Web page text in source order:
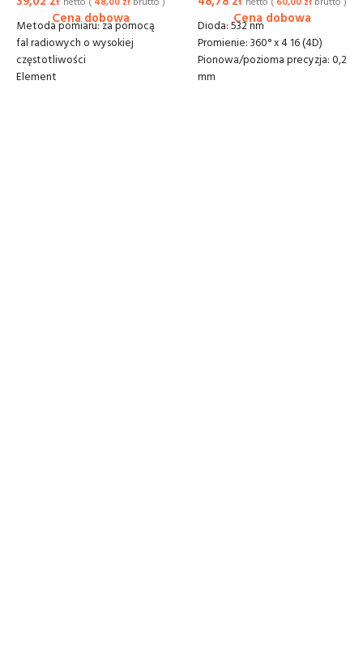
Metoda pomiaru: za pomocą
fal radiowych o wysokiej
częstotliwości
Element
Dioda: 532 nm
Promienie: 360° x 4 16 (4D)
Pionowa/pozioma precyzja: 0,2
mm